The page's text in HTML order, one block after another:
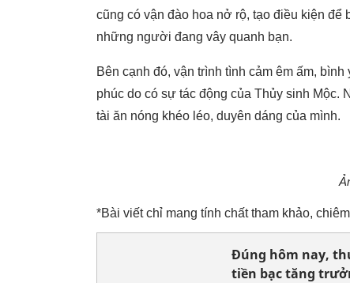
cũng có vận đào hoa nở rộ, tạo điều kiện
những người đang vây quanh bạn.
Bên cạnh đó, vận trình tình cảm êm ấm,
phúc do có sự tác động của Thủy sinh
tài ăn nóng khéo léo, duyên dáng của mình.
*Bài viết chỉ mang tính chất tham khảo,
Đúng hôm nay,
tiền bạc tăng